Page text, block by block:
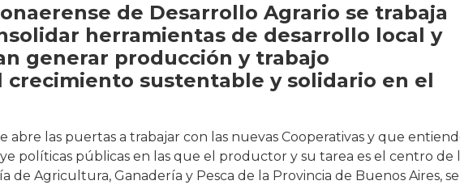
de Desarrollo Agrario se trabaja
herramientas de desarrollo local y
generar producción y trabajo
sustentable y solidario en el
abre las puertas a trabajar con las nuevas Cooperativas y que
políticas públicas en las que el productor y su tarea es el centro de
de Agricultura, Ganadería y Pesca de la Provincia de Buenos Aires, se